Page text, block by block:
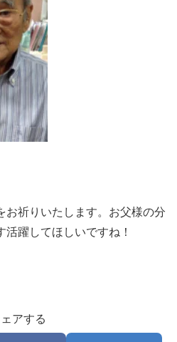
お祈りいたします。お父様の分
活躍してほしいですね！
アする